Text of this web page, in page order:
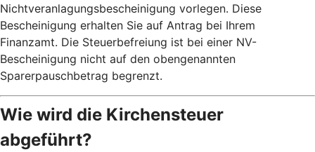
Nichtveranlagungsbescheinigung vorlegen. Diese
Bescheinigung erhalten Sie auf Antrag bei Ihrem
Finanzamt. Die Steuerbefreiung ist bei einer NV-
Bescheinigung nicht auf den obengenannten
Sparerpauschbetrag begrenzt.
Wie wird die Kirchensteuer
abgeführt?